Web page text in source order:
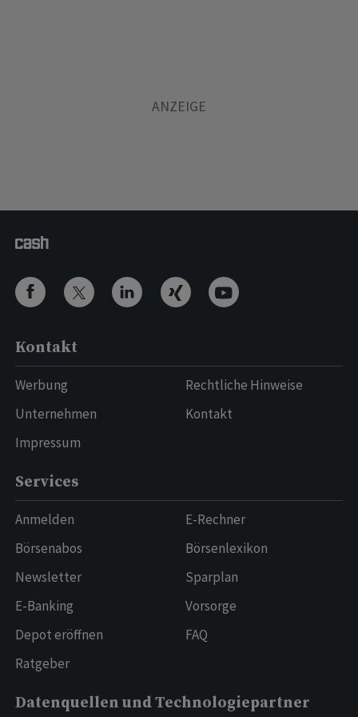
Kontakt
Werbung
Unternehmen
Impressum
Rechtliche Hinweise
Kontakt
Services
Anmelden
Börsenabos
Newsletter
E-Banking
Depot eröffnen
Ratgeber
E-Rechner
Börsenlexikon
Sparplan
Vorsorge
FAQ
Datenquellen und Technologiepartner